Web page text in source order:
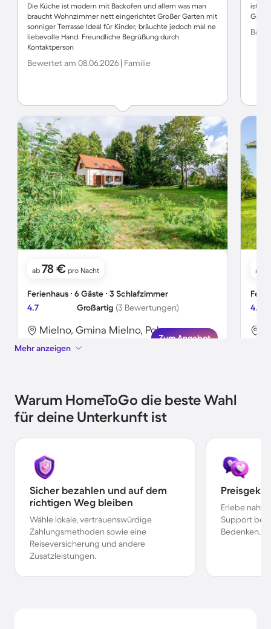
Die Küche ist modern mit Backofen und allem was man
braucht Wohnzimmer nett eingerichtet Großer Garten mit
sonniger Terrasse Ideal für Kinder, bräuchte jedoch mal ne
liebevolle Hand. Freundliche Begrüßung durch
Kontaktperson
Bewertet am 08.06.2026 | Familie
ab 78 € pro Nacht
Ferienhaus ∙ 6 Gäste ∙ 3 Schlafzimmer
4.7
Großartig (3 Bewertungen)
Mielno, Gmina Mielno, Polen
Zum Angebot
ist
ab
4.5
Mehr anzeigen
Warum HomeToGo die beste Wahl
für deine Unterkunft ist
Sicher bezahlen und auf dem
richtigen Weg bleiben
Wähle lokale, vertrauenswürdige
Zahlungsmethoden sowie eine
Reiseversicherung und andere
Zusatzleistungen.
Erlebe
Support bei
Bedenken.